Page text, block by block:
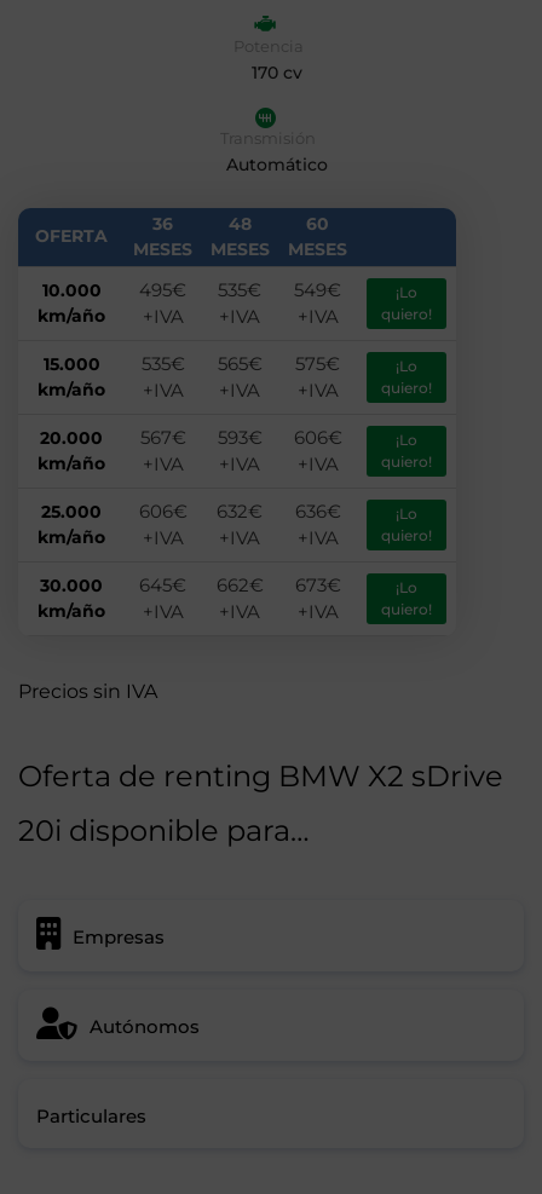
Potencia
170 cv
Transmisión
Automático
OFERTA
36
MESES
48
MESES
60
MESES
10.000
km/año
495€
+IVA
535€
+IVA
549€
+IVA
¡Lo
quiero!
15.000
km/año
535€
+IVA
565€
+IVA
575€
+IVA
¡Lo
quiero!
20.000
km/año
567€
+IVA
593€
+IVA
606€
+IVA
¡Lo
quiero!
25.000
km/año
606€
+IVA
632€
+IVA
636€
+IVA
¡Lo
quiero!
30.000
km/año
645€
+IVA
662€
+IVA
673€
+IVA
¡Lo
quiero!
Precios sin IVA
Oferta de renting BMW X2 sDrive
20i disponible para…
Empresas
Autónomos
Particulares